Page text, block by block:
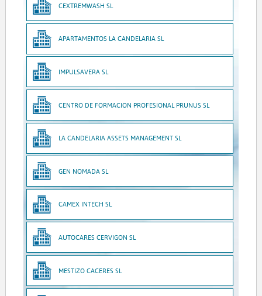
CEXTREMWASH SL
APARTAMENTOS LA CANDELARIA SL
IMPULSAVERA SL
CENTRO DE FORMACION PROFESIONAL PRUNUS SL
LA CANDELARIA ASSETS MANAGEMENT SL
GEN NOMADA SL
CAMEX INTECH SL
AUTOCARES CERVIGON SL
MESTIZO CACERES SL